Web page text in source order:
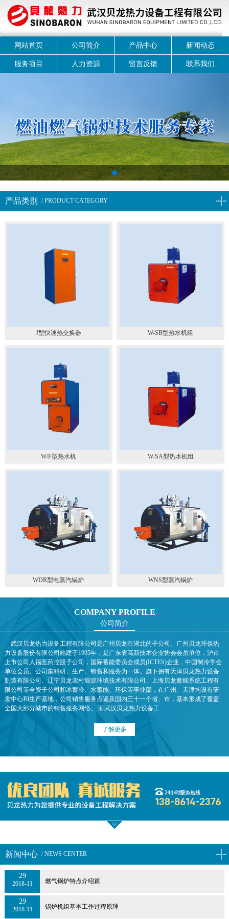
网站首页 公司简介 产品中心 新闻动态
服务项目 人力资源 留言反馈 联系我们
1
产品类别 / PRODUCT CATEGORY
J型快速热交换器 W-SB型热水机组
W/F型热水机 W-SA型热水机组
WDR型电蒸汽锅炉 WNS型蒸汽锅炉
COMPANY PROFILE
公司简介
武汉贝龙热力设备工程有限公司是广州贝龙在湖北的子公司。广州贝龙环保热
力设备股份有限公司始建于1995年，是广东省高新技术企业协会会员单位，沪市
上市公司人福医药控股子公司，国际蓄能委员会成员(ICTES)企业，中国制冷学会
单位会员。公司集科研、生产、销售和服务为一体。旗下拥有天津贝龙热力设备
制造有限公司、辽宁贝龙农村能源环境技术有限公司、上海贝龙蓄能系统工程有
限公司等全资子公司和冰蓄冷、水蓄能、环保等事业部，在广州、天津均设有研
发中心和生产基地，公司销售服务点遍及国内三十一个省、市，基本形成了覆盖
全国大部分城市的销售服务网络。 而武汉贝龙热力设备工......
了解更多
新闻中心 / NEWS CENTER
29
2018-11 燃气锅炉特点介绍篇
29
2018-11 锅炉机组基本工作过程原理